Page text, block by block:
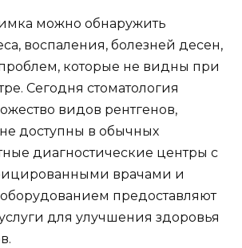
можно обнаружить
воспаления, болезней десен,
которые не видны при
Сегодня стоматология
видов рентгенов,
доступны в обычных
диагностические центры с
врачами и
предоставляют
для улучшения здоровья